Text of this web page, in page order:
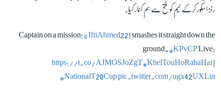
رنز اسکور کرکے ٹیم کو فتح سے ہم کنار کیا۔
Captain on a mission!@IftiAhmed221 smashes it straight down the
ground.
#KPvCPLive:
https://t.co/AJMOSJoZgT #KhelTouHoRahaHai
#NationalT20Cuppic.twitter.com/ugx42UXLin